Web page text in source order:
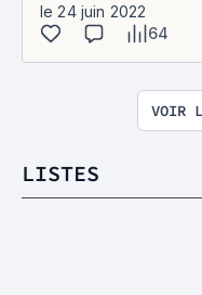
le 24 juin 2022
64
VOIR
LISTES